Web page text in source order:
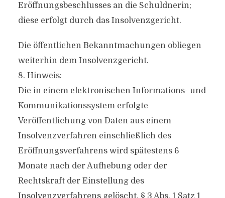
Eröffnungsbeschlusses an die Schuldnerin;
diese erfolgt durch das Insolvenzgericht.
Die öffentlichen Bekanntmachungen obliegen
weiterhin dem Insolvenzgericht.
8. Hinweis:
Die in einem elektronischen Informations- und
Kommunikationssystem erfolgte
Veröffentlichung von Daten aus einem
Insolvenzverfahren einschließlich des
Eröffnungsverfahrens wird spätestens 6
Monate nach der Aufhebung oder der
Rechtskraft der Einstellung des
Insolvenzverfahrens gelöscht, § 3 Abs. 1 Satz 1